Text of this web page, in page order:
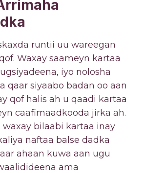
runtii uu wareegan
Waxay saameyn kartaa
iyo nolosha
qaar siyaabo badan oo aan
qof halis ah u qaadi kartaa
caafimaadkooda jirka ah.
waxay bilaabi kartaa inay
naftaa balse dadka
ahaan kuwa aan ugu
ama